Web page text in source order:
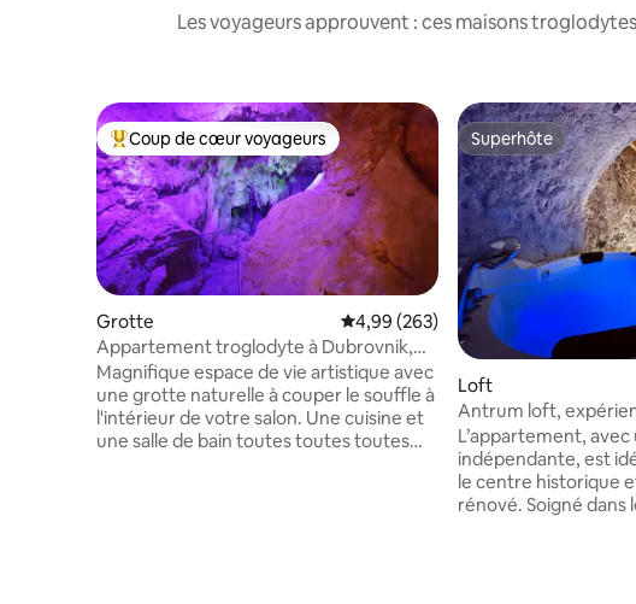
Les voyageurs approuvent : ces maisons
Coups de cœur voyageurs les plus appréciés
Coup de cœur voyageurs
Grotte Évaluation moyenne sur la base de
4,99 (263)
Appartement troglodyte à Dubrovnik,
proche de la plage et du parking
Magnifique espace de vie artistique avec
une grotte naturelle à couper le souffle à
l'intérieur de votre salon. Une cuisine et
une salle de bain toutes toutes toutes
Superhôte
Superhôte
Loft
Antrum loft,
L’appartement,
indépendante, est
le centre historique
rénové. Soigné dans les moindres détails,